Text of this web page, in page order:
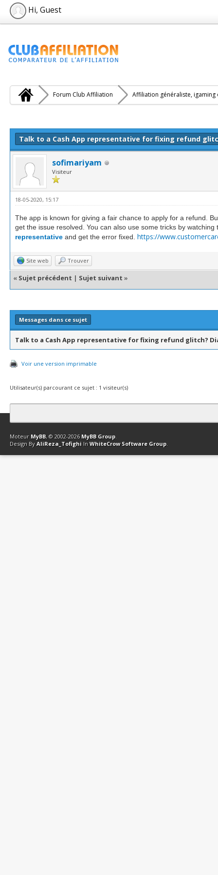
Hi, Guest
Forum Club Affiliation Affiliation généraliste, igaming
Talk to a Cash App representative for fixing refund
sofimariyam
Visiteur
18-05-2020, 15:17
The app is known for giving a fair chance to apply for a refund.
get the issue resolved. You can also use some tricks by
representative and get the error fixed. https://
Site web Trouver
« Sujet précédent | Sujet suivant »
Messages dans ce sujet
Talk to a Cash App representative for fixing refund glitch?
Voir une version imprimable
Utilisateur(s) parcourant ce sujet : 1 visiteur(s)
Contact Club Affiliation Retourner en haut Version bas-débit
Moteur MyBB, © 2002-2026 MyBB Group.
Design By AliReza_Tofighi In WhiteCrow Software Group.